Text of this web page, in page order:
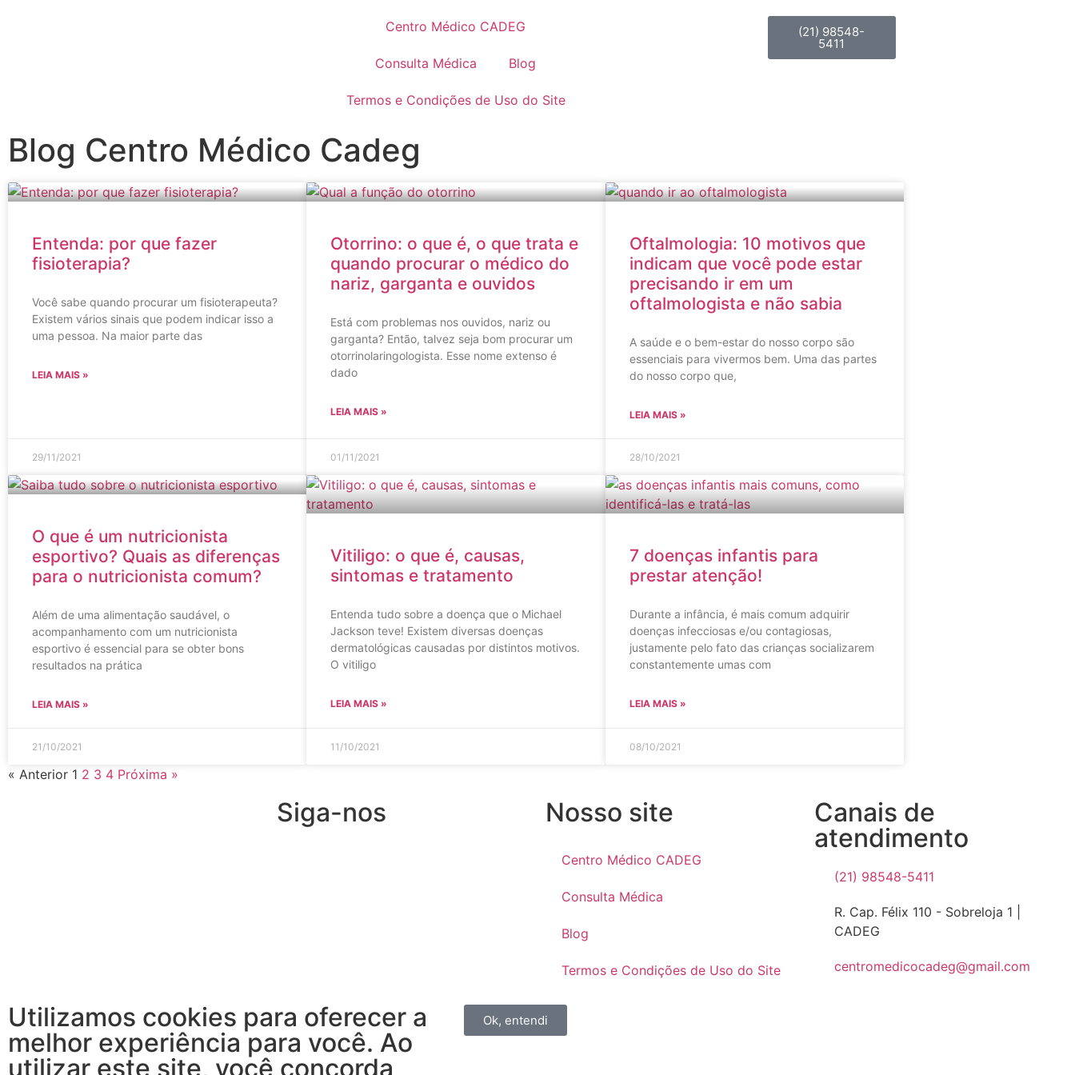
Centro Médico CADEG
Consulta Médica Blog
Termos e Condições de Uso do Site
(21) 98548-
5411
Blog Centro Médico Cadeg
Entenda: por que fazer
fisioterapia?
Você sabe quando procurar um fisioterapeuta?
Existem vários sinais que podem indicar isso a
uma pessoa. Na maior parte das
LEIA MAIS »
29/11/2021
Otorrino: o que é, o que trata e
quando procurar o médico do
nariz, garganta e ouvidos
Está com problemas nos ouvidos, nariz ou
garganta? Então, talvez seja bom procurar um
otorrinolaringologista. Esse nome extenso é
dado
LEIA MAIS »
01/11/2021
Oftalmologia: 10 motivos que
indicam que você pode estar
precisando ir em um
oftalmologista e não sabia
A saúde e o bem-estar do nosso corpo são
essenciais para vivermos bem. Uma das partes
do nosso corpo que,
LEIA MAIS »
28/10/2021
O que é um nutricionista
esportivo? Quais as diferenças
para o nutricionista comum?
Além de uma alimentação saudável, o
acompanhamento com um nutricionista
esportivo é essencial para se obter bons
resultados na prática
LEIA MAIS »
21/10/2021
Vitiligo: o que é, causas,
sintomas e tratamento
Entenda tudo sobre a doença que o Michael
Jackson teve! Existem diversas doenças
dermatológicas causadas por distintos motivos.
O vitiligo
LEIA MAIS »
11/10/2021
7 doenças infantis para
prestar atenção!
Durante a infância, é mais comum adquirir
doenças infecciosas e/ou contagiosas,
justamente pelo fato das crianças socializarem
constantemente umas com
LEIA MAIS »
08/10/2021
« Anterior 1 2 3 4 Próxima »
Siga-nos Nosso site
Centro Médico CADEG
Consulta Médica
Blog
Termos e Condições de Uso do Site
Canais de
atendimento
(21) 98548-5411
R. Cap. Félix 110 - Sobreloja 1 |
CADEG
centromedicocadeg@gmail.com
Utilizamos cookies para oferecer a
melhor experiência para você. Ao
utilizar este site, você concorda
Ok, entendi